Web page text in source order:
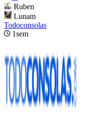
Ruben
Lunam
Todoconsolas
1sem